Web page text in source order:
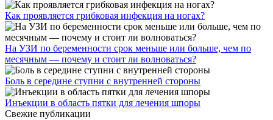
Как проявляется грибковая инфекция на ногах?
На УЗИ по беременности срок меньше или больше, чем по
месячным — почему и стоит ли волноваться?
Боль в середине ступни с внутренней стороны
Инъекции в область пятки для лечения шпоры
Свежие публикации